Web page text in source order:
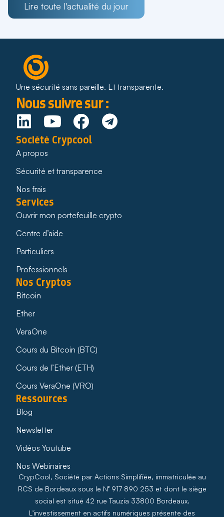
Lire toute l'actualité du jour
Une sécurité sans pareille. Et transparente.
Nous suivre sur :
Société Crypcool
A propos
Sécurité et transparence
Nos frais
Services
Ouvrir mon portefeuille crypto
Centre d’aide
Particuliers
Professionnels
Nos Cryptos
Bitcoin
Ether
VeraOne
Cours du Bitcoin (BTC)
Cours de l’Ether (ETH)
Cours VeraOne (VRO)
Ressources
Blog
Newsletter
Vidéos Youtube
Nos Webinaires
CrypCool, Société par Actions Simplifiée, immatriculée au
RCS de Bordeaux sous le N° 917 890 253 et dont le siège
social est situé 42 rue Tauzia 33800 Bordeaux.
L’investissement en actifs numériques présente des